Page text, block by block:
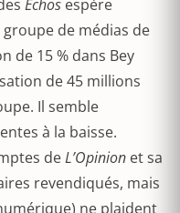
Échos espère
de médias de
de 15 % dans Bey
de 45 millions
Il semble
à la baisse.
deL’Opinion et sa
revendiqués, mais
ne plaident